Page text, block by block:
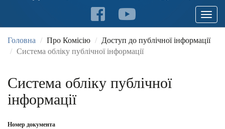
Toggle
Головна Про Комісію
Доступ до публічної інформації
Система обліку публічної інформації
Система обліку публічної
інформації
Номер документа